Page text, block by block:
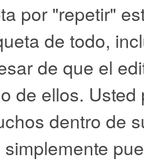
por "repetir"
de todo,
de que el
de ellos.
dentro de